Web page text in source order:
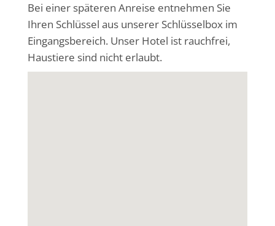
Bei einer späteren Anreise entnehmen Sie
Ihren Schlüssel aus unserer Schlüsselbox im
Eingangsbereich. Unser Hotel ist rauchfrei,
Haustiere sind nicht erlaubt.